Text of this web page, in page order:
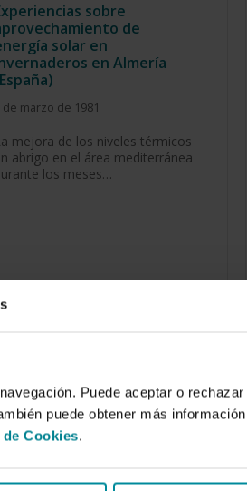
Puede aceptar o
puede obtener más
Cookies.
sobre
de
solar en
en Almería
de marzo de 1981
mejora de los niveles térmicos
abrigo en el área mediterránea
los meses…